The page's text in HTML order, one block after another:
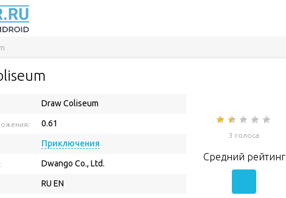
Draw Coliseum
0.61
Приключения
Dwango Co., Ltd.
RU EN
3 голоса
Средний рейтинг